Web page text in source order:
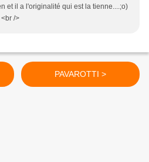
et il a l'originalité qui est la tienne....;o)
/>
PAVAROTTI >